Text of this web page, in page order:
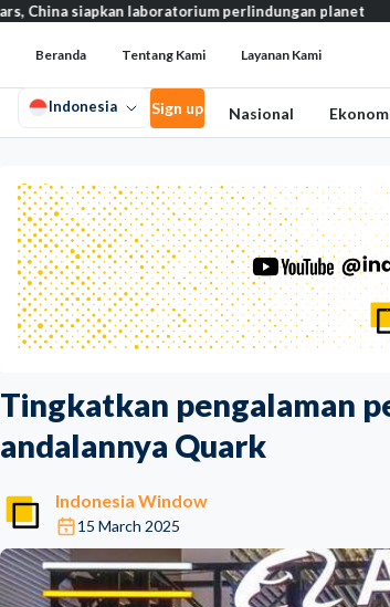
Tingkatkan pengalaman
andalannya Quark
Indonesia Window
15 March 2025
laboratorium perlindungan planet Jepang
Beranda Tentang Kami Layanan Kami
Indonesia Sign up Nasional